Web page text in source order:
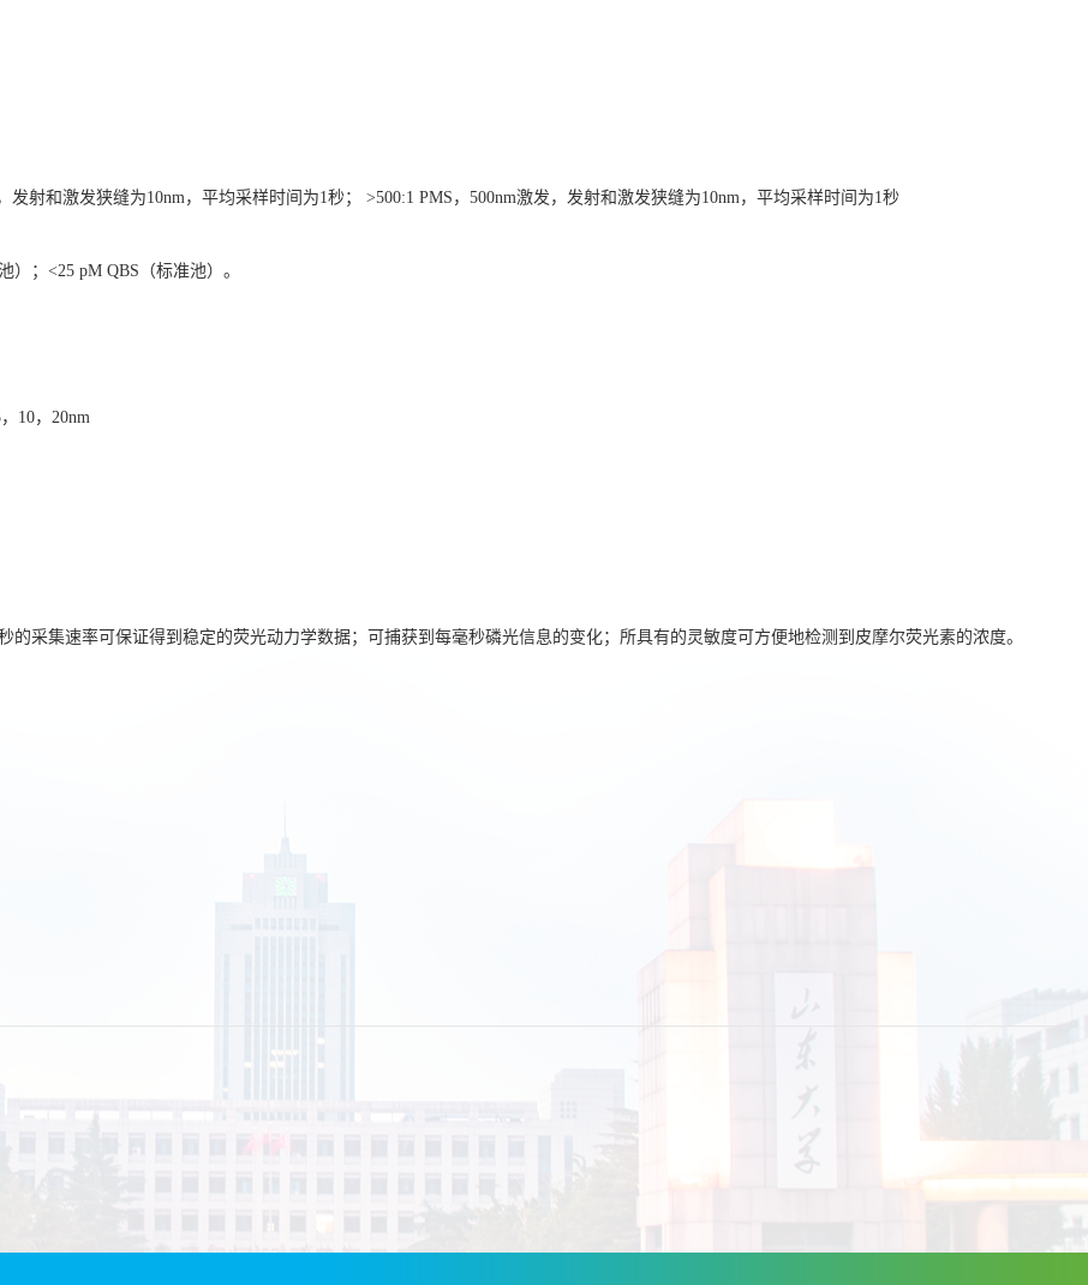
发射和激发狭缝为10nm，平均采样时间为1秒； >500:1 PMS，500nm激发，发射和激发狭缝为10nm，平均采样时间为1秒
；<25 pM QBS（标准池）。
10，20nm
采集速率可保证得到稳定的荧光动力学数据；可捕获到每毫秒磷光信息的变化；所具有的灵敏度可方便地检测到皮摩尔荧光素的浓度。